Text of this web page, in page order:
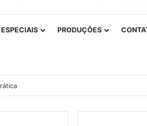
PRODUÇÕES